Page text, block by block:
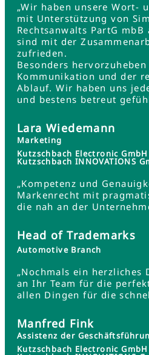
„Wir haben unsere Wort-
mit Unterstützung von
Rechtsanwalts PartG
sind mit der
zufrieden.
Besonders
Kommunikation und der
Ablauf. Wir haben uns
und bestens betreut
Lara Wiedemann
Marketing
Kutzschbach Electronic
Kutzschbach INNOVATIONS
„Kompetenz und
Markenrecht mit
die nah an der
Head of Trademarks
Automotive Branch
„Nochmals ein herzliches
an Ihr Team für die
allen Dingen für die
Manfred Fink
Assistenz der
Kutzschbach Electronic